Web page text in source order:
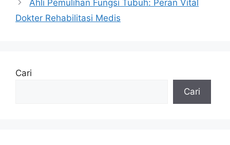
Ahli Pemulihan Fungsi Tubuh: Peran Vital
Dokter Rehabilitasi Medis
Cari
Cari